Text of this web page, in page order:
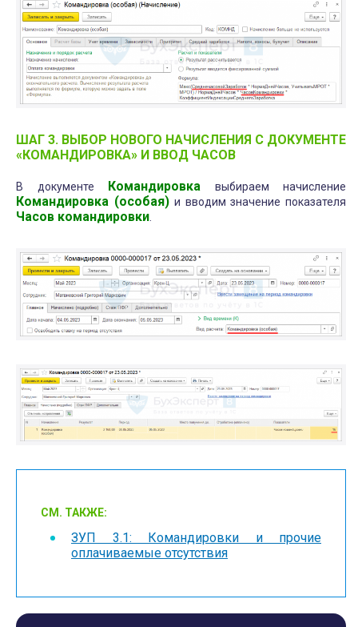
ШАГ 3. ВЫБОР НОВОГО НАЧИСЛЕНИЯ С ДОКУМЕНТЕ
«КОМАНДИРОВКА» И ВВОД ЧАСОВ
В документе Командировка выбираем начисление
Командировка (особая)и вводим значение показателя
Часов командировки
СМ. ТАКЖЕ:
ЗУП 3.1: Командировки и прочие
оплачиваемые отсутствия